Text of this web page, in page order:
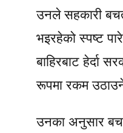
उनले सहकारी
भइरहेको स्पष्ट
बाहिरबाट हेर्दा
रूपमा रकम
उनका अनुसार